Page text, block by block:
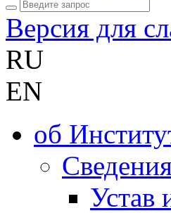
Версия для
RU
EN
об
Устав